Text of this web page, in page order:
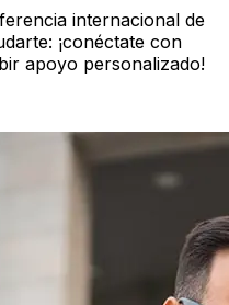
internacional de
¡conéctate con
apoyo personalizado!